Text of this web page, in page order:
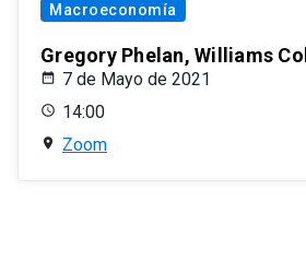
Macroeconomía
Gregory Phelan, Williams
7 de Mayo de 2021
14:00
Zoom